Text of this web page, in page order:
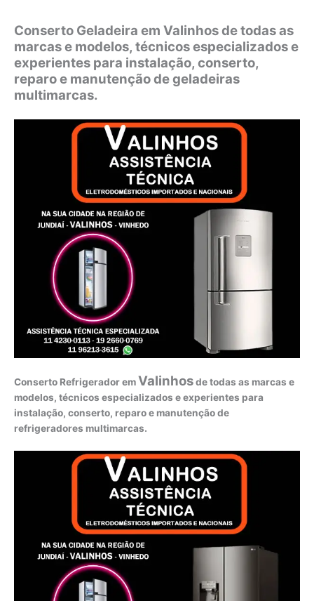
Conserto Geladeira em Valinhos de todas as
marcas e modelos, técnicos especializados e
experientes para instalação, conserto,
reparo e manutenção de geladeiras
multimarcas.
Conserto Refrigerador emValinhosde todas as marcas e
modelos, técnicos especializados e experientes para
instalação, conserto, reparo e manutenção de
refrigeradores multimarcas.